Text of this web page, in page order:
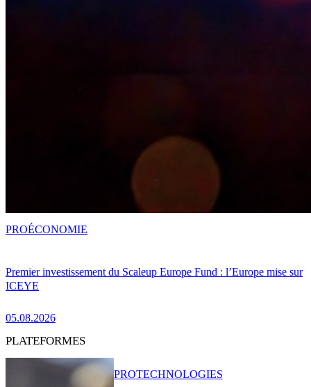
Premier investissement du Scaleup Europe Fund : l’Europe mise sur
ICEYE
05.08.2026
PROÉCONOMIE
PLATEFORMES
PROTECHNOLOGIES